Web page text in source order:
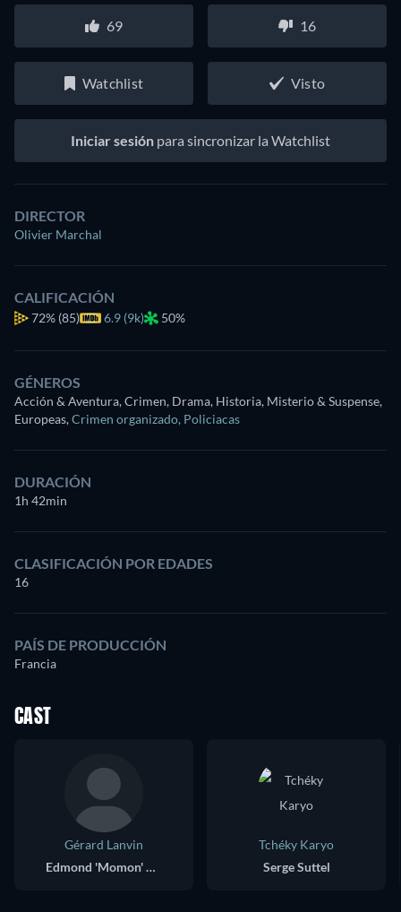
69 16
Watchlist Visto
Iniciar sesión para sincronizar la Watchlist
DIRECTOR
Olivier Marchal
CALIFICACIÓN
72% (85) 6.9 (9k) 50%
GÉNEROS
Acción & Aventura, Crimen, Drama, Historia, Misterio & Suspense,
Europeas,Crimen organizado, Policiacas
DURACIÓN
1h 42min
CLASIFICACIÓN POR EDADES
16
PAÍS DE PRODUCCIÓN
Francia
CAST
Gérard Lanvin
Edmond 'Momon' Vidal
Tchéky Karyo
Serge Suttel